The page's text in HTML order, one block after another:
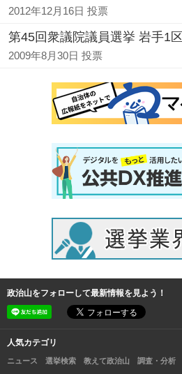
2012年12月16日 投票
第45回衆議院議員選挙 岩手1区
2009年8月30日 投票
政治山をフォローして最新情報を見よう！
人気カテゴリ
ニュース 選挙検索 教えて政治山 調査・分析